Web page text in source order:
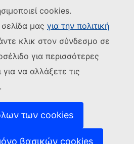
cookies.
μας για την πολιτική
κλικ στον σύνδεσμο σε
για περισσότερες
να αλλάξετε τις
των cookies
βασικών cookies
Επιτροπή
(Εξωτερική σύνδεση)
ΤΠ (Εξωτερική σύνδεση)
διαθέσιμοι οι ιστότοποί
(Εξωτερική